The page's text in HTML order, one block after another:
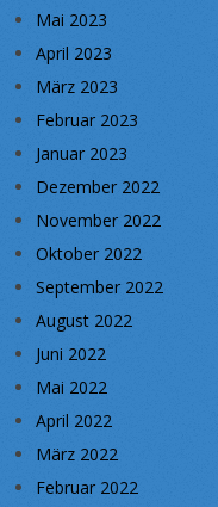
Mai 2023
April 2023
März 2023
Februar 2023
Januar 2023
Dezember 2022
November 2022
Oktober 2022
September 2022
August 2022
Juni 2022
Mai 2022
April 2022
März 2022
Februar 2022